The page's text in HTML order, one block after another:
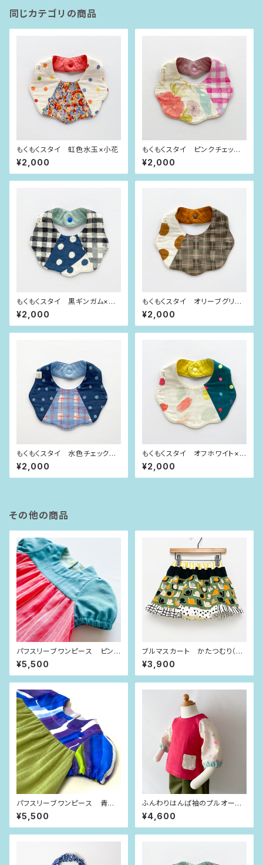
同じカテゴリの商品
もくもくスタイ 虹色水玉×小花
¥2,000
もくもくスタイ ピンクチェック×
お花
¥2,000
もくもくスタイ 黒ギンガム×イ
ンディゴブルー水玉
¥2,000
もくもくスタイ オリーブグリー
ンチェック×大きな水玉
¥2,000
もくもくスタイ 水色チェック×
紺ラメ水玉
¥2,000
もくもくスタイ オフホワイト×ビ
ビット水玉
¥2,000
その他の商品
パフスリーブワンピース ピンク
×ゆらゆらライン（80size）
¥5,500
ブルマスカート かたつむり（80
size）
¥3,900
パフスリーブワンピース 青紫
ストライプ（80size）
¥5,500
ふんわりはんぱ袖のプルオーバ
ー ビビッドピンク×dot（80siz
e）
¥4,600